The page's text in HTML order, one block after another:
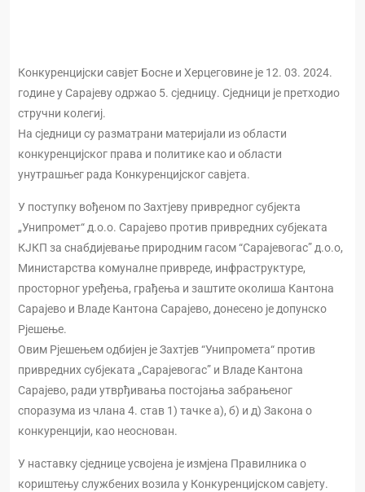
Конкуренцијски савјет Босне и Херцеговине је 12. 03. 2024.
године у Сарајеву одржао 5. сједницу. Сједници је претходио
стручни колегиј.
На сједници су разматрани материјали из области
конкуренцијског права и политике као и области
унутрашњег рада Конкуренцијског савјета.
У поступку вођеном по Захтјеву привредног субјекта
„Унипромет“ д.о.о. Сарајево против привредних субјеката
КЈКП за снабдијевање природним гасом “Сарајевогас” д.о.о,
Министарства комуналне привреде, инфраструктуре,
просторног уређења, грађења и заштите околиша Кантона
Сарајево и Владе Кантона Сарајево, донесено је допунско
Рјешење.
Овим Рјешењем одбијен је Захтјев “Унипромета“ против
привредних субјеката „Сарајевогас” и Владе Кантона
Сарајево, ради утврђивања постојања забрањеног
споразума из члана 4. став 1) тачке а), б) и д) Закона о
конкуренцији, као неоснован.
У наставку сједнице усвојена је измјена Правилника о
кориштењу службених возила у Конкуренцијском савјету.